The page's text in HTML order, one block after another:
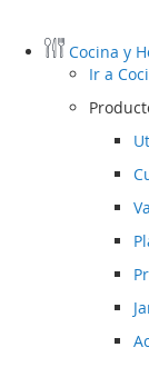
Cocina y
Ir a